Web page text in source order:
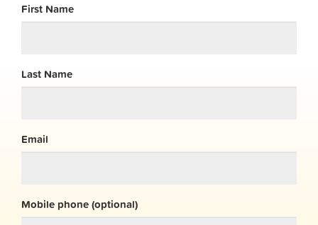
First Name
Last Name
Email
Mobile phone (optional)